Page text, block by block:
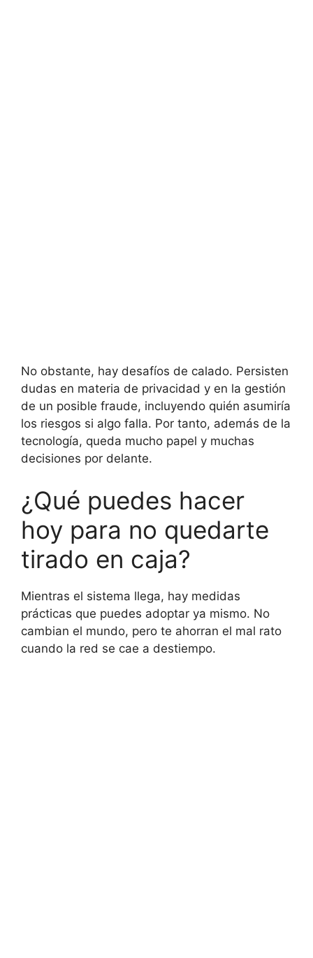
No obstante, hay desafíos de calado. Persisten
dudas en materia de privacidad y en la gestión
de un posible fraude, incluyendo quién asumiría
los riesgos si algo falla. Por tanto, además de la
tecnología, queda mucho papel y muchas
decisiones por delante.
¿Qué puedes hacer
hoy para no quedarte
tirado en caja?
Mientras el sistema llega, hay medidas
prácticas que puedes adoptar ya mismo. No
cambian el mundo, pero te ahorran el mal rato
cuando la red se cae a destiempo.